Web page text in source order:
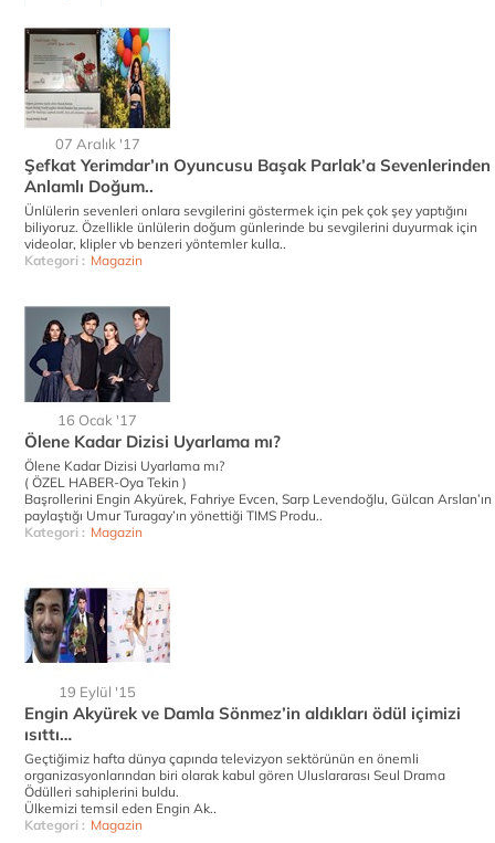
07 Aralık '17
Şefkat Yerimdar’ın Oyuncusu Başak Parlak’a Sevenlerinden
Anlamlı Doğum..
Ünlülerin sevenleri onlara sevgilerini göstermek için pek çok şey yaptığını
biliyoruz. Özellikle ünlülerin doğum günlerinde bu sevgilerini duyurmak için
videolar, klipler vb benzeri yöntemler kulla..
Kategori : Magazin
16 Ocak '17
Ölene Kadar Dizisi Uyarlama mı?
Ölene Kadar Dizisi Uyarlama mı?
( ÖZEL HABER-Oya Tekin )
Başrollerini Engin Akyürek, Fahriye Evcen, Sarp Levendoğlu, Gülcan Arslan’ın
paylaştığı Umur Turagay’ın yönettiği TIMS Produ..
Kategori : Magazin
19 Eylül '15
Engin Akyürek ve Damla Sönmez’in aldıkları ödül içimizi
ısıttı…
Geçtiğimiz hafta dünya çapında televizyon sektörünün en önemli
organizasyonlarından biri olarak kabul gören Uluslararası Seul Drama
Ödülleri sahiplerini buldu.
Ülkemizi temsil eden Engin Ak..
Kategori : Magazin